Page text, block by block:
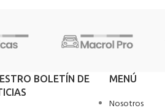
BOLETÍN DE
MENÚ
Nosotros